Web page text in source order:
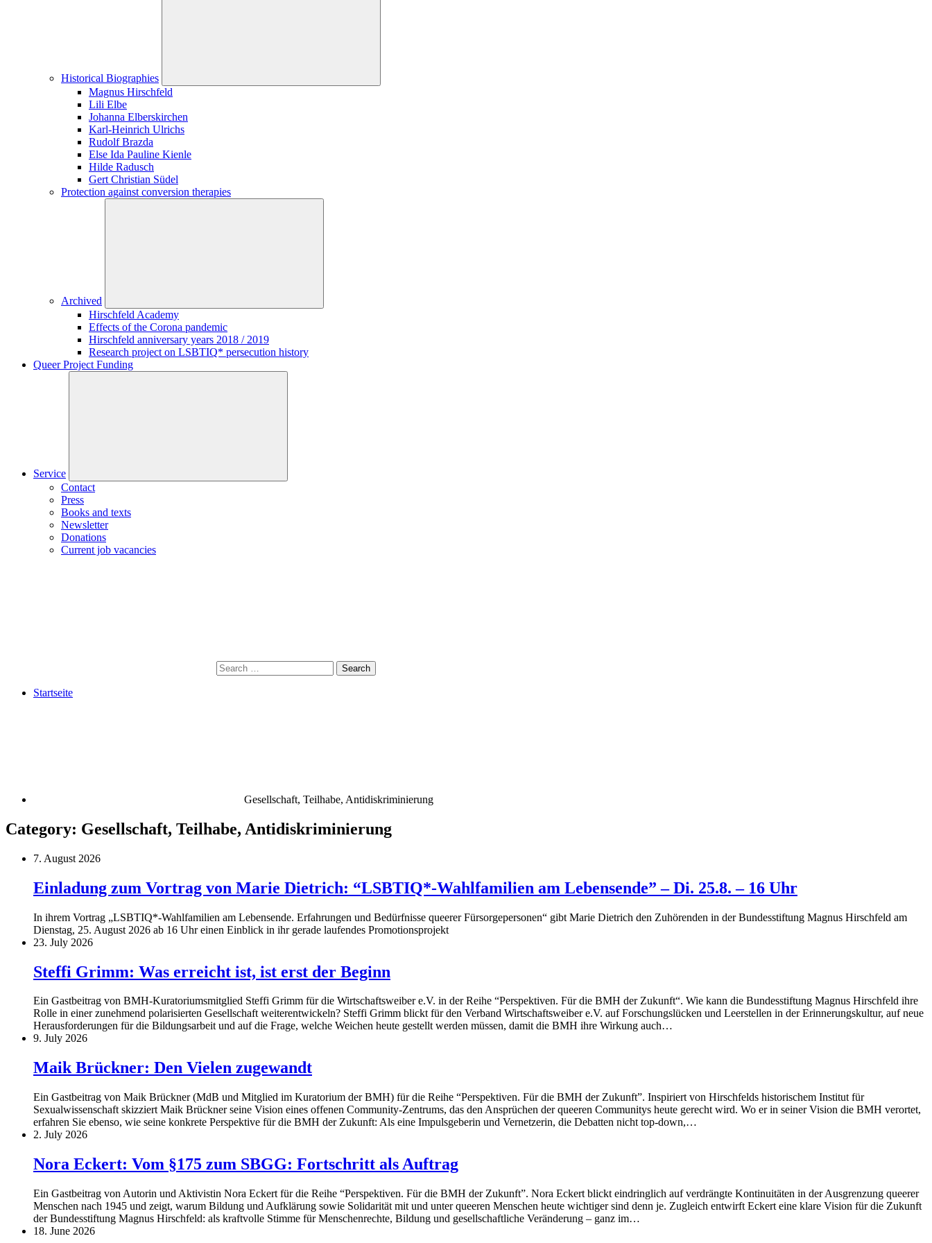
Historical Biographies
Magnus Hirschfeld
Lili Elbe
Johanna Elberskirchen
Karl-Heinrich Ulrichs
Rudolf Brazda
Else Ida Pauline Kienle
Hilde Radusch
Gert Christian Südel
Protection against conversion therapies
Archived
Hirschfeld Academy
Effects of the Corona pandemic
Hirschfeld anniversary years 2018 / 2019
Research project on LSBTIQ* persecution history
Queer Project Funding
Service
Contact
Press
Books and texts
Newsletter
Donations
Current job vacancies
Search
Startseite
Gesellschaft, Teilhabe, Antidiskriminierung
Category: Gesellschaft, Teilhabe, Antidiskriminierung
7. August 2026
Einladung zum Vortrag von Marie Dietrich: “LSBTIQ*-Wahlfamilien am Lebensende” – Di. 25.8. – 16 Uhr
In ihrem Vortrag „LSBTIQ*-Wahlfamilien am Lebensende. Erfahrungen und Bedürfnisse queerer Fürsorgepersonen“ gibt Marie Dietrich den Zuhörenden in der Bundesstiftung Magnus Hirschfeld am
Dienstag, 25. August 2026 ab 16 Uhr einen Einblick in ihr gerade laufendes Promotionsprojekt
23. July 2026
Steffi Grimm: Was erreicht ist, ist erst der Beginn
Ein Gastbeitrag von BMH-Kuratoriumsmitglied Steffi Grimm für die Wirtschaftsweiber e.V. in der Reihe “Perspektiven. Für die BMH der Zukunft“. Wie kann die Bundesstiftung Magnus Hirschfeld ihre
Rolle in einer zunehmend polarisierten Gesellschaft weiterentwickeln? Steffi Grimm blickt für den Verband Wirtschaftsweiber e.V. auf Forschungslücken und Leerstellen in der Erinnerungskultur, auf neue
Herausforderungen für die Bildungsarbeit und auf die Frage, welche Weichen heute gestellt werden müssen, damit die BMH ihre Wirkung auch…
9. July 2026
Maik Brückner: Den Vielen zugewandt
Ein Gastbeitrag von Maik Brückner (MdB und Mitglied im Kuratorium der BMH) für die Reihe “Perspektiven. Für die BMH der Zukunft”. Inspiriert von Hirschfelds historischem Institut für
Sexualwissenschaft skizziert Maik Brückner seine Vision eines offenen Community-Zentrums, das den Ansprüchen der queeren Communitys heute gerecht wird. Wo er in seiner Vision die BMH verortet,
erfahren Sie ebenso, wie seine konkrete Perspektive für die BMH der Zukunft: Als eine Impulsgeberin und Vernetzerin, die Debatten nicht top-down,…
2. July 2026
Nora Eckert: Vom §175 zum SBGG: Fortschritt als Auftrag
Ein Gastbeitrag von Autorin und Aktivistin Nora Eckert für die Reihe “Perspektiven. Für die BMH der Zukunft”. Nora Eckert blickt eindringlich auf verdrängte Kontinuitäten in der Ausgrenzung queerer
Menschen nach 1945 und zeigt, warum Bildung und Aufklärung sowie Solidarität mit und unter queeren Menschen heute wichtiger sind denn je. Zugleich entwirft Eckert eine klare Vision für die Zukunft
der Bundesstiftung Magnus Hirschfeld: als kraftvolle Stimme für Menschenrechte, Bildung und gesellschaftliche Veränderung – ganz im…
18. June 2026